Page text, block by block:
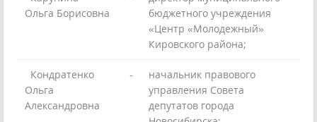
Ольга Борисовна
бюджетного учреждения
«Центр «Молодежный»
Кировского района;
Кондратенко
Ольга
Александровна
-
начальник правового
управления Совета
депутатов города